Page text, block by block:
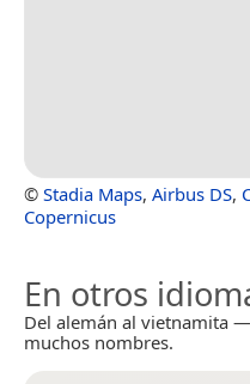
© Stadia Maps, Airbus DS,
Copernicus
En otros
Del alemán al vietnamita
muchos nombres.